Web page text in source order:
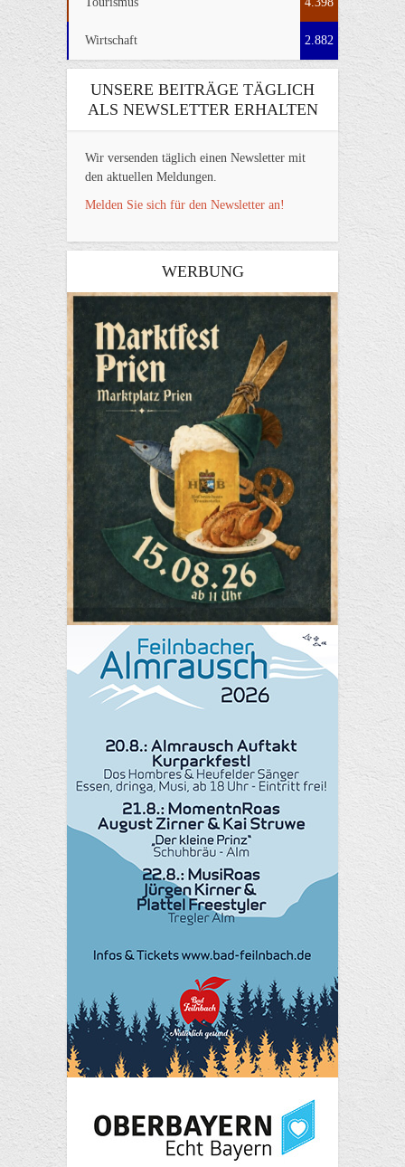
Wirtschaft 2.882
UNSERE BEITRÄGE TÄGLICH
ALS NEWSLETTER ERHALTEN
Wir versenden täglich einen Newsletter mit
den aktuellen Meldungen.
Melden Sie sich für den Newsletter an!
WERBUNG